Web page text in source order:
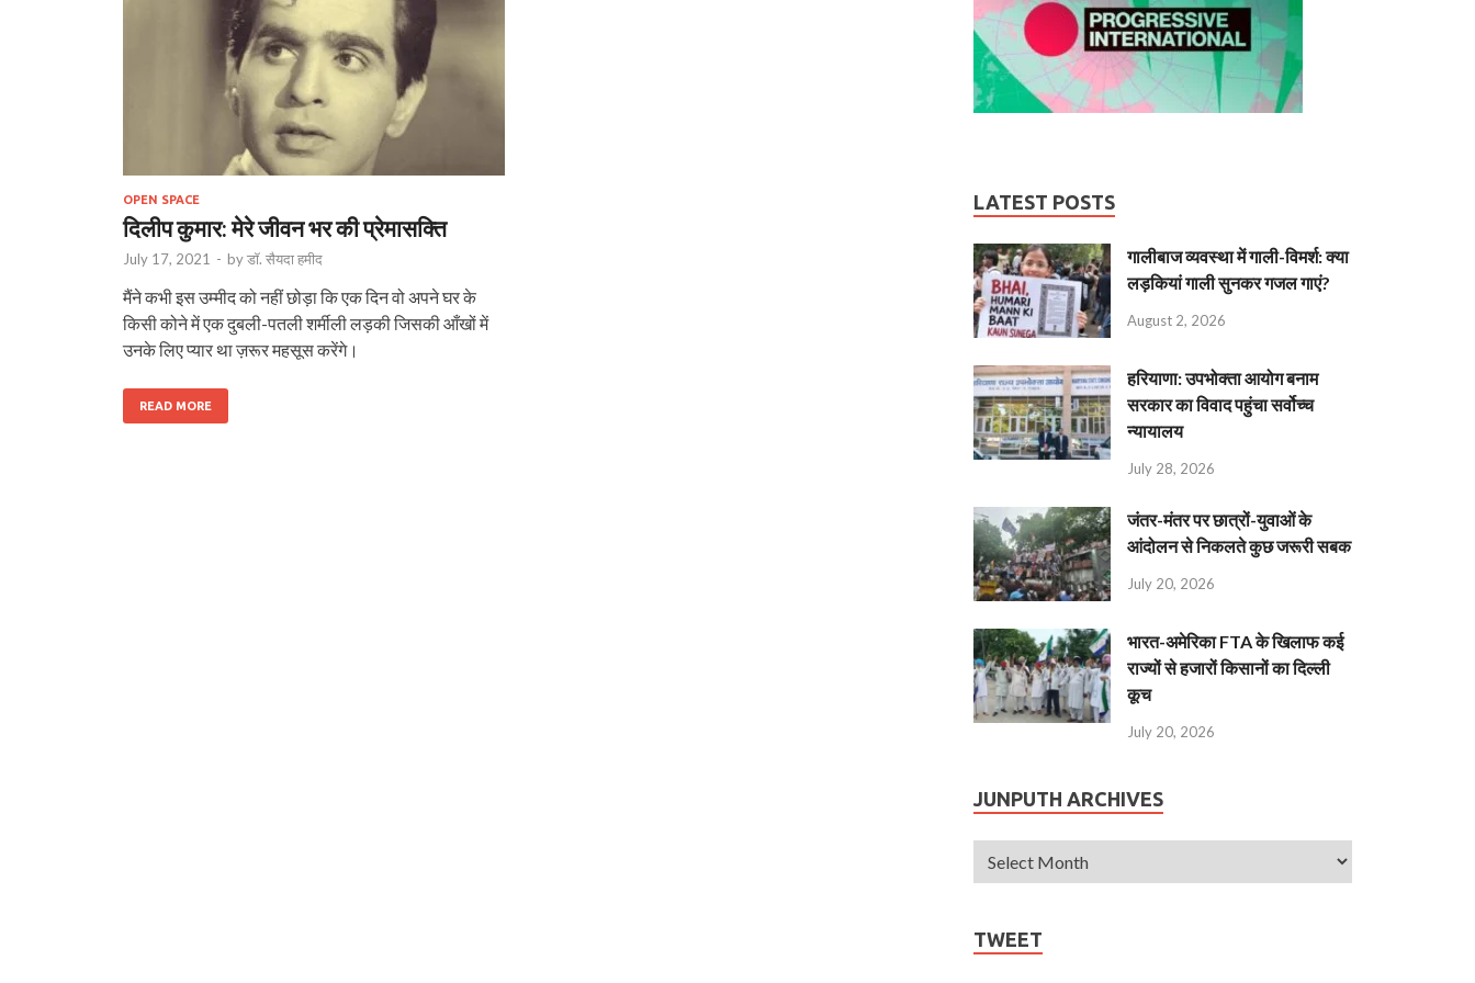
OPEN SPACE
दिलीप कुमार: मेरे जीवन भर की प्रेमासक्ति
July 17, 2021 - byडॉ. सैयदा हमीद
मैंने कभी इस उम्मीद को नहीं छोड़ा कि एक दिन वो अपने घर के
किसी कोने में एक दुबली-पतली शर्मीली लड़की जिसकी आँखों में
उनके लिए प्यार था ज़रूर महसूस करेंगे।
READ MORE
LATEST POSTS
गालीबाज व्‍यवस्‍था में गाली-विमर्श: क्या
लड़कियां गाली सुनकर गजल गाएं?
August 2, 2026
हरियाणा: उपभोक्ता आयोग बनाम
सरकार का विवाद पहुंचा सर्वोच्च
न्यायालय
July 28, 2026
जंतर-मंतर पर छात्रों-युवाओं के
आंदोलन से निकलते कुछ जरूरी सबक
July 20, 2026
भारत-अमेरिका FTA के खिलाफ कई
राज्यों से हजारों किसानों का दिल्ली
कूच
July 20, 2026
JUNPUTH ARCHIVES
TWEET